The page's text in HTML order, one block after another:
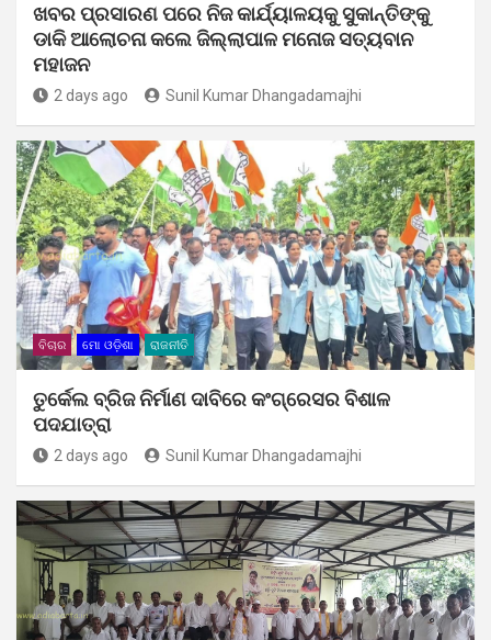
ଖବର ପ୍ରସାରଣ ପରେ ନିଜ କାର୍ଯ୍ୟାଳୟକୁ ସୁକାନ୍ତିଙ୍କୁ
ଡାକି ଆଲୋଚନା କଲେ ଜିଲ୍ଲାପାଳ ମନୋଜ ସତ୍ୟବାନ
ମହାଜନ
2 days ago Sunil Kumar Dhangadamajhi
ବିଚାର ମୋ ଓଡ଼ିଶା ରାଜନୀତି
ତୁର୍କେଲ ବ୍ରିଜ ନିର୍ମାଣ ଦାବିରେ କଂଗ୍ରେସର ବିଶାଳ
ପଦଯାତ୍ରା
2 days ago Sunil Kumar Dhangadamajhi